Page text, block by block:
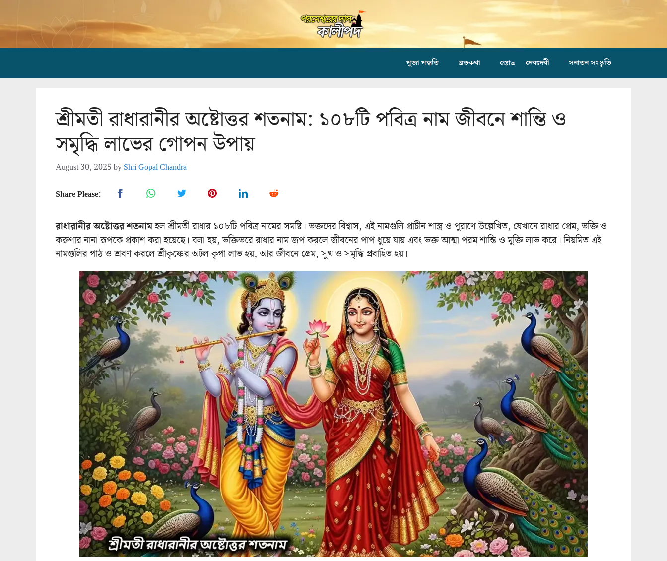
content
পূজা পদ্ধতি ব্রতকথা স্তোত্র দেবদেবী সনাতন সংস্কৃতি
শ্রীমতী রাধারানীর অষ্টোত্তর শতনাম: ১০৮টি পবিত্র নাম জীবনে শান্তি ও
সমৃদ্ধি লাভের গোপন উপায়
August 30, 2025byShri Gopal Chandra
Share Please:
রাধারানীর অষ্টোত্তর শতনামহল শ্রীমতী রাধার ১০৮টি পবিত্র নামের সমষ্টি। ভক্তদের বিশ্বাস, এই নামগুলি প্রাচীন শাস্ত্র ও পুরাণে উল্লেখিত, যেখানে রাধার প্রেম, ভক্তি ও
করুণার নানা রূপকে প্রকাশ করা হয়েছে। বলা হয়, ভক্তিভরে রাধার নাম জপ করলে জীবনের পাপ ধুয়ে যায় এবং ভক্ত আত্মা পরম শান্তি ও মুক্তি লাভ করে। নিয়মিত এই
নামগুলির পাঠ ও শ্রবণ করলে শ্রীকৃষ্ণের অটল কৃপা লাভ হয়, আর জীবনে প্রেম, সুখ ও সমৃদ্ধি প্রবাহিত হয়।